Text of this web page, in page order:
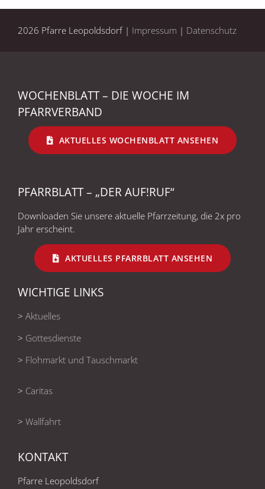
2026 Pfarre Leopoldsdorf | Impressum | Datenschutz
WOCHENBLATT – DIE WOCHE IM
PFARRVERBAND
AKTUELLES WOCHENBLATT ANSEHEN
PFARRBLATT – „DER AUF!RUF“
Downloaden Sie unsere aktuelle Pfarrzeitung, die 2x pro
Jahr erscheint.
AKTUELLES PFARRBLATT ANSEHEN
WICHTIGE LINKS
> Aktuelles
> Gottesdienste
> Flohmarkt und Tauschmarkt
> Caritas
> Wallfahrt
KONTAKT
Pfarre Leopoldsdorf